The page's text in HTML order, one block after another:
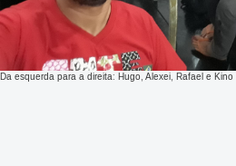
Da esquerda para a direita: Hugo, Alexei, Rafael e Kino